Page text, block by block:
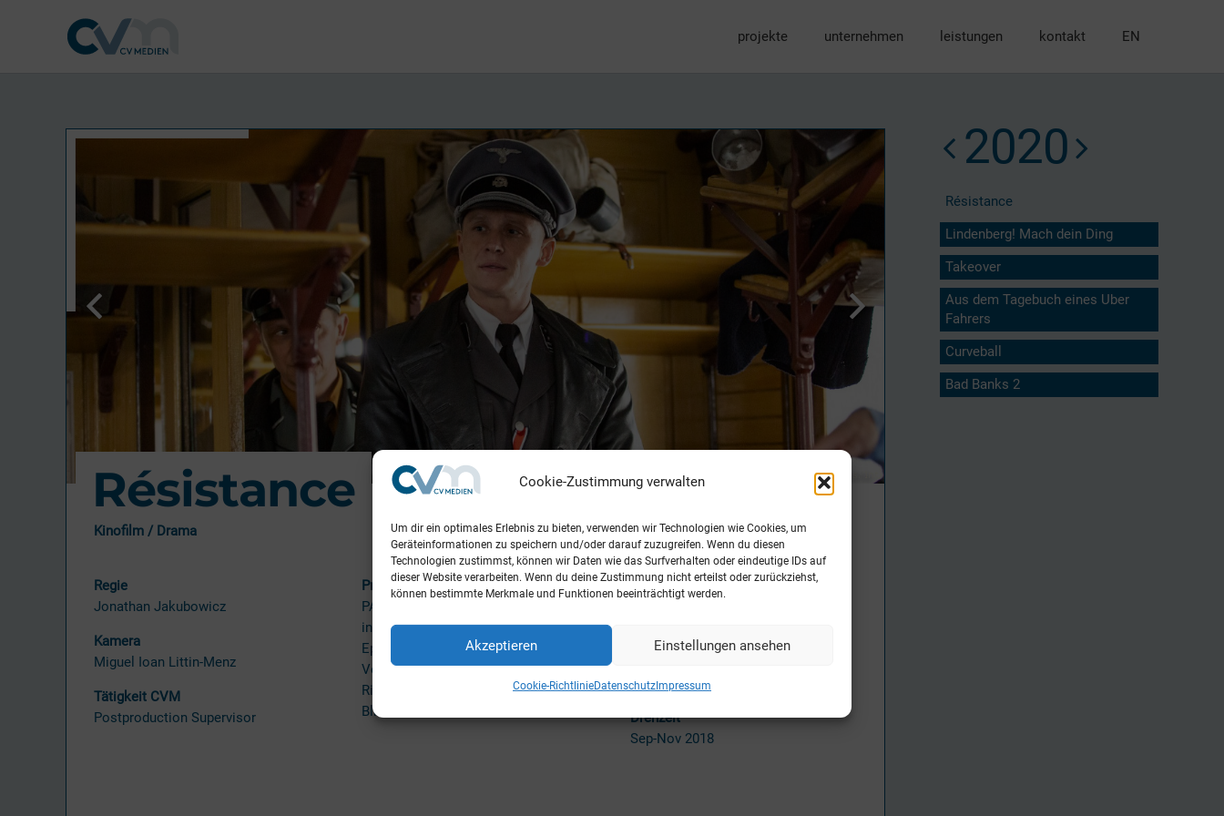
Cookie-Zustimmung verwalten
Um dir ein optimales Erlebnis zu bieten, verwenden wir Technologien wie Cookies, um
Geräteinformationen zu speichern und/oder darauf zuzugreifen. Wenn du diesen
Technologien zustimmst, können wir Daten wie das Surfverhalten oder eindeutige IDs auf
dieser Website verarbeiten. Wenn du deine Zustimmung nicht erteilst oder zurückziehst,
können bestimmte Merkmale und Funktionen beeinträchtigt werden.
Akzeptieren Einstellungen ansehen
Cookie-RichtlinieDatenschutzImpressum
projekte unternehmen leistungen kontakt EN
Résistance
Kinofilm / Drama
Regie
Jonathan Jakubowicz
Kamera
Miguel Ioan Littin-Menz
Tätigkeit CVM
Postproduction Supervisor
Produktion
PANTALEON Films GmbH
in Zusammenarbeit mit
Epicentral Studios, Rocket Science,
Vertical Media, Neptune Features,
Riverstone, Ingenious Media und
Bliss Media
Release
Tschechische Republik, Bayern
Drehzeit
Sep-Nov 2018
2020
Résistance
Lindenberg! Mach dein Ding
Takeover
Aus dem Tagebuch eines Uber
Fahrers
Curveball
Bad Banks 2